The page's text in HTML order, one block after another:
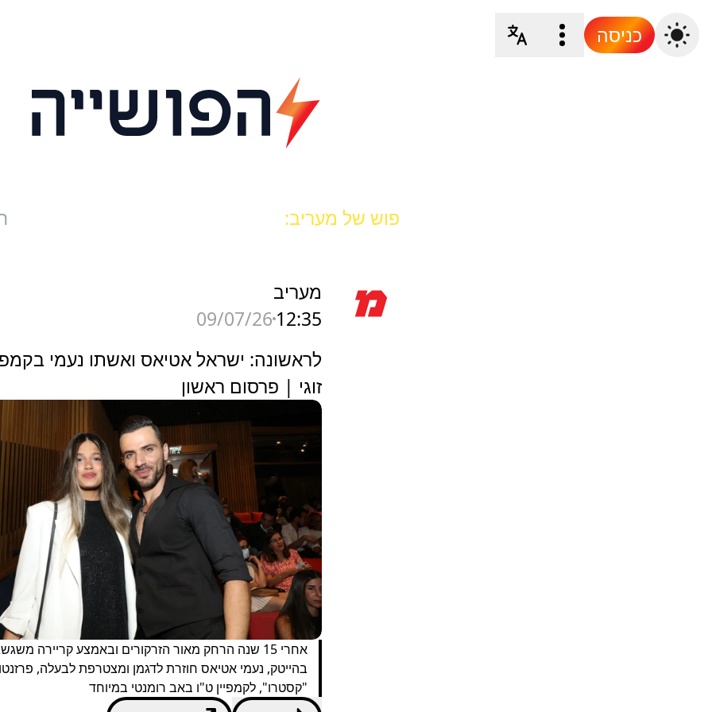
כניסה
פוש של מעריב:
מעריב
12:35
09/07/26
לראשונה: ישראל אטיאס ואשתו נעמי
זוגי | פרסום ראשון
אחרי 15 שנה הרחק מאור הזרקורים ובאמצע קריירה
בהייטק, נעמי אטיאס חוזרת לדגמן ומצטרפת לבעלה,
"קסטרו", לקמפיין ט"ו באב רומנטי במיוחד